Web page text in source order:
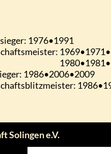
Solingen e.V.